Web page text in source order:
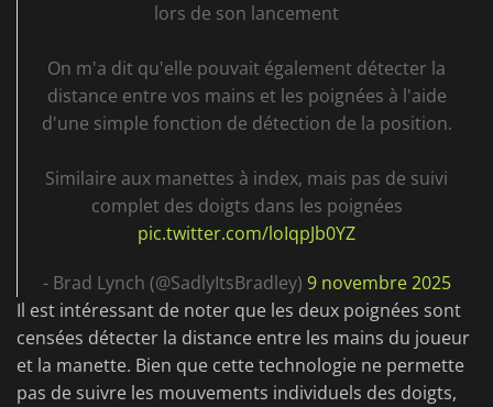
lors de son lancement
On m'a dit qu'elle pouvait également détecter la
distance entre vos mains et les poignées à l'aide
d'une simple fonction de détection de la position.
Similaire aux manettes à index, mais pas de suivi
complet des doigts dans les poignées
pic.twitter.com/loIqpJb0YZ
- Brad Lynch (@SadlyItsBradley) 9 novembre 2025
Il est intéressant de noter que les deux poignées sont
censées détecter la distance entre les mains du joueur
et la manette. Bien que cette technologie ne permette
pas de suivre les mouvements individuels des doigts,